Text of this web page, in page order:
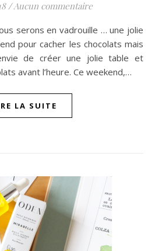
/Aucun commentaire
pour cacher les chocolats mais
de créer une jolie table et
avant l’heure. Ce weekend,…
LA SUITE